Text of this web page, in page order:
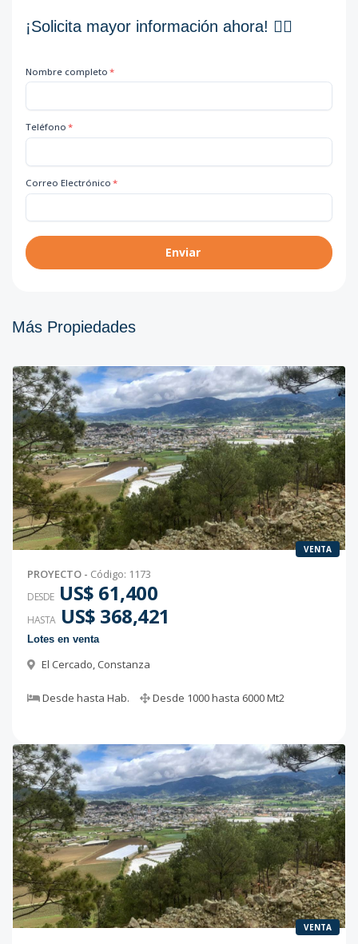
¡Solicita mayor información ahora! 👇🏽
Nombre completo *
Teléfono *
Correo Electrónico *
Enviar
Más Propiedades
VENTA
PROYECTO - Código: 1173
DESDE US$ 61,400
HASTA US$ 368,421
Lotes en venta
El Cercado, Constanza
Desde hasta Hab. Desde 1000hasta 6000Mt2
VENTA